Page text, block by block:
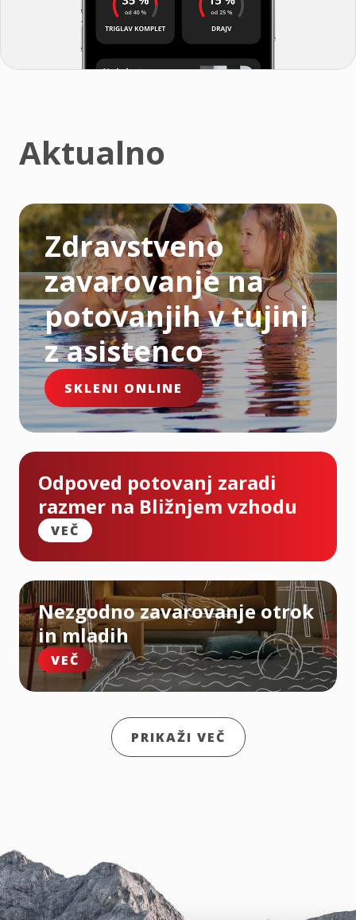
Aktualno
Zdravstveno
zavarovanje na
potovanjih v tujini
z asistenco
SKLENI ONLINE
Odpoved potovanj zaradi
razmer na Bližnjem vzhodu
VEČ
Nezgodno zavarovanje otrok
in mladih
VEČ
PRIKAŽI VEČ